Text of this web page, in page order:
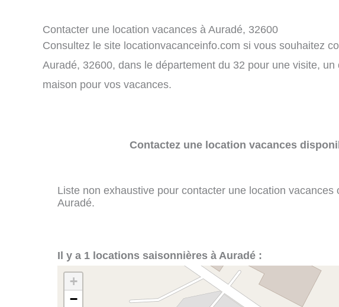
Contacter une location vacances à Auradé, 32600
Consultez le site locationvacanceinfo.com si vous souhaitez
Auradé, 32600, dans le département du 32 pour une visite,
maison pour vos vacances.
Contactez une location vacances
Liste non exhaustive pour contacter une location vacances
Auradé.
Il y a 1 locations saisonnières à Auradé :
+
−